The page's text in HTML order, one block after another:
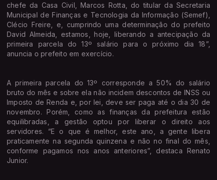
chefe da Casa Civil, Marcos Rotta, do titular da Secretaria
Municipal de Finanças e Tecnologia da Informação (Semef),
Clécio Freire, e, cumprindo uma determinação do prefeito
David Almeida, estamos, hoje, liberando a antecipação da
primeira parcela do 13º salário para o próximo dia 18”,
anuncia o prefeito em exercício.
A primeira parcela do 13º corresponde a 50% do salário
bruto do mês e sobre ela não incidem descontos de INSS ou
Imposto de Renda e, por lei, deve ser paga até o dia 30 de
novembro. Porém, como as finanças da prefeitura estão
equilibradas, a gestão optou por liberar o direito aos
servidores. “E o que é melhor, este ano, a gente libera
praticamente na segunda quinzena e não no final do mês,
conforme pagamos nos anos anteriores”, destaca Renato
Junior.